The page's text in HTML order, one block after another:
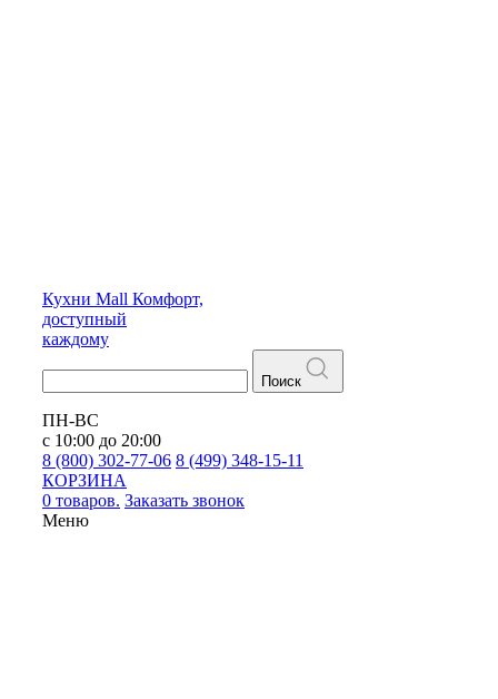
Кухни Mall Комфорт,
доступный
каждому
Поиск
ПН-ВС
с 10:00 до 20:00
8 (800) 302-77-06 8 (499) 348-15-11
КОРЗИНА
0 товаров. Заказать звонок
Меню